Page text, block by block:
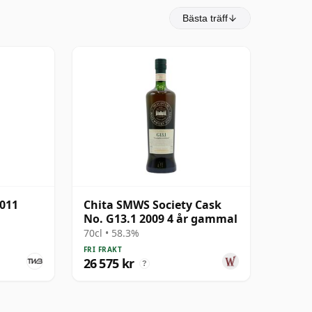
Bästa träff
Chita SMWS Society Cask
No. G13.1 2009 4 år gammal
70cl • 58.3%
FRI FRAKT
26 575 kr ?